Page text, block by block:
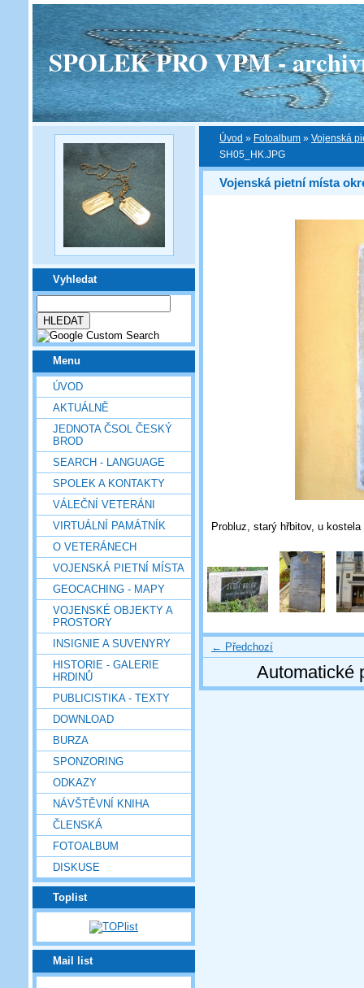
SPOLEK PRO VPM -
Vyhledat
Menu
ÚVOD
AKTUÁLNĚ
JEDNOTA ČSOL ČESKÝ
BROD
SEARCH - LANGUAGE
SPOLEK A KONTAKTY
VÁLEČNÍ VETERÁNI
VIRTUÁLNÍ PAMÁTNÍK
O VETERÁNECH
VOJENSKÁ PIETNÍ MÍSTA
GEOCACHING - MAPY
VOJENSKÉ OBJEKTY A
PROSTORY
INSIGNIE A SUVENYRY
HISTORIE - GALERIE
HRDINŮ
PUBLICISTIKA - TEXTY
DOWNLOAD
BURZA
SPONZORING
ODKAZY
NÁVŠTĚVNÍ KNIHA
ČLENSKÁ
FOTOALBUM
DISKUSE
Toplist
Mail list
Úvod » Fotoalbum » Vojenská
SH05_HK.JPG
Vojenská pietní místa
Probluz, starý hřbitov, u
← Předchozí
Automatické